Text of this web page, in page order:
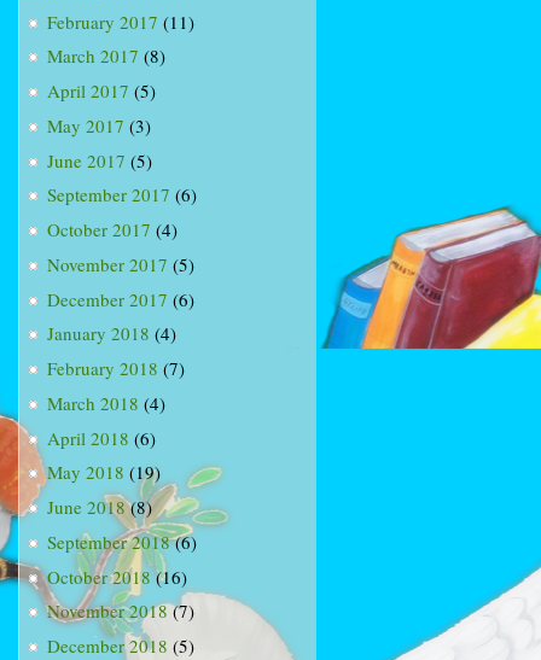
February 2017 (11)
March 2017 (8)
April 2017 (5)
May 2017 (3)
June 2017 (5)
September 2017 (6)
October 2017 (4)
November 2017 (5)
December 2017 (6)
January 2018 (4)
February 2018 (7)
March 2018 (4)
April 2018 (6)
May 2018 (19)
June 2018(8)
September 2018(6)
October 2018(16)
November 2018(7)
December 2018 (5)